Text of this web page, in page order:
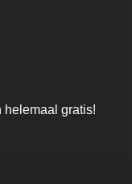
helemaal gratis!